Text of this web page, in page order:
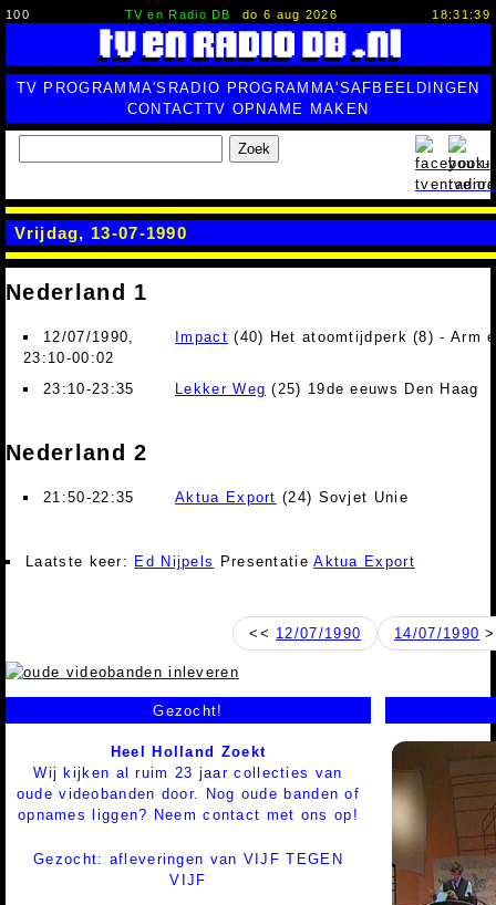
100 TV en Radio DB do 6 aug 2026 18:31:40
TV PROGRAMMA'S RADIO PROGRAMMA'SAFBEELDINGEN
CONTACTTV OPNAME MAKEN
Zoek
Vrijdag, 13-07-1990
Nederland 1
12/07/1990,
23:10-00:02
Impact (40) Het atoomtijdperk (8) - Arm
23:10-23:35 Lekker Weg (25) 19de eeuws Den Haag
Nederland 2
21:50-22:35 Aktua Export (24) Sovjet Unie
Laatste keer: Ed Nijpels PresentatieAktua Export
<< 12/07/1990 14/07/1990
Gezocht!
Heel Holland Zoekt
Wij kijken al ruim 23 jaar collecties van
oude videobanden door. Nog oude banden of
opnames liggen? Neem contact met ons op!
Gezocht: afleveringen van VIJF TEGEN
VIJF